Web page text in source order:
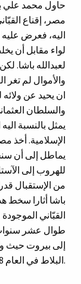
حاول محمد علي
مصر، إقناع
اليه، فعرض عليه
لواء مقابل أن
لعبدالله باشا.
والأموال لم تغر
ان يحيد عن ولائه
والسلطان
يمثل بالنسبة اليه
الإسلامية. أخذ
يماطل إلى أن
للهروب إلى
من الإستقبال
باشا أثارا سخط
القبّاني
طوال عشر سنوات
إلى بيروت حيث
البلاط في العام 1848م.